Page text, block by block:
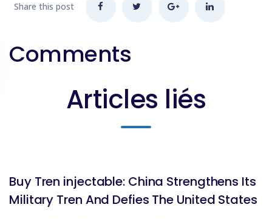
Share this post
Comments
Articles liés
Buy Tren injectable: China Strengthens Its
Military Tren And Defies The United States